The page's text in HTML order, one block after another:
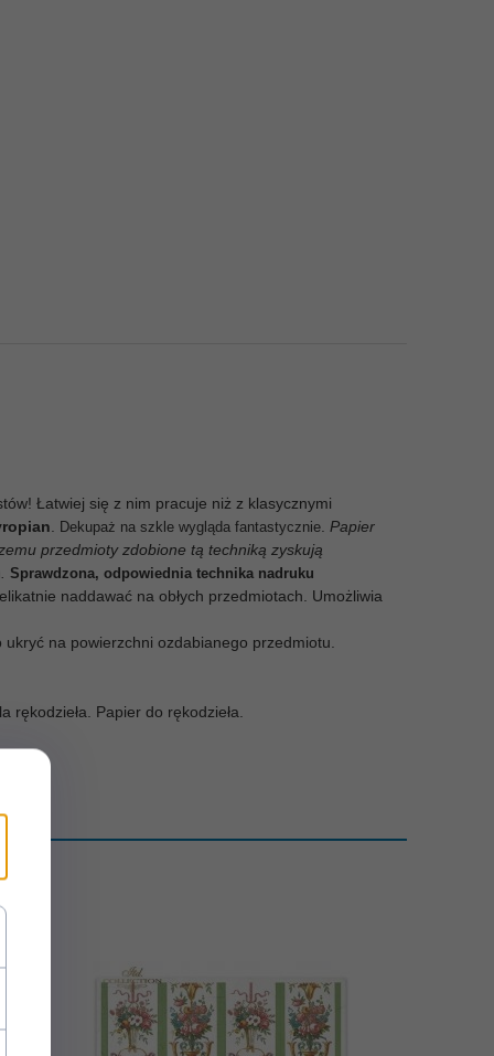
Łatwiej się z nim pracuje niż z klasycznymi
. Dekupaż na szkle wygląda fantastycznie. Papier
przedmioty zdobione tą techniką zyskują
. Sprawdzona, odpowiednia technika nadruku
naddawać na obłych przedmiotach. Umożliwia
na powierzchni ozdabianego przedmiotu.
Papier do rękodzieła.